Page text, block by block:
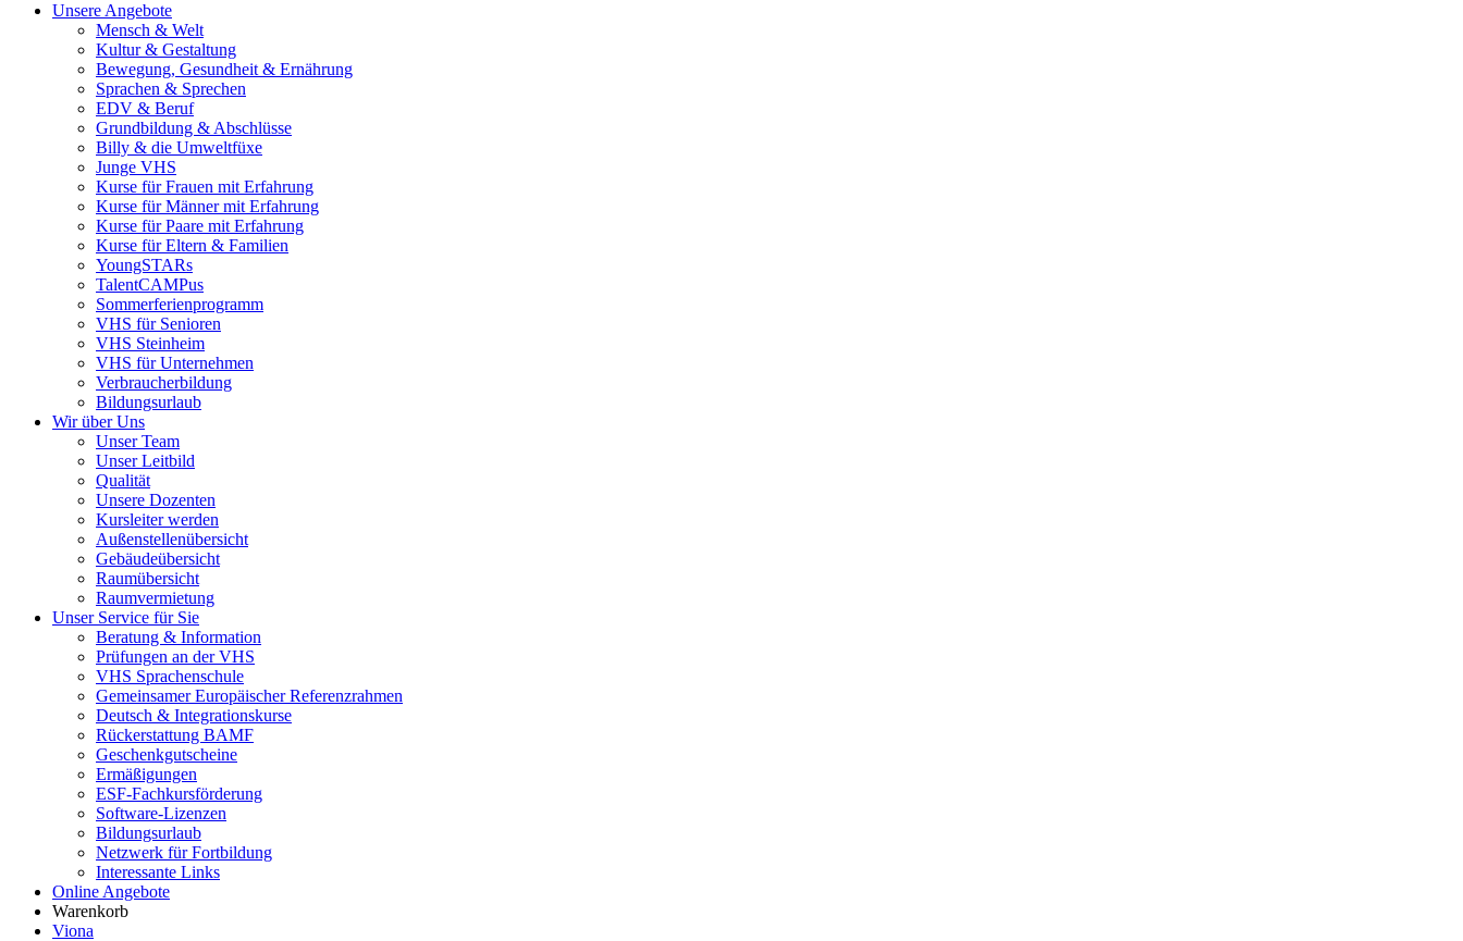
Unsere Angebote
Mensch & Welt
Kultur & Gestaltung
Bewegung, Gesundheit & Ernährung
Sprachen & Sprechen
EDV & Beruf
Grundbildung & Abschlüsse
Billy & die Umweltfüxe
Junge VHS
Kurse für Frauen mit Erfahrung
Kurse für Männer mit Erfahrung
Kurse für Paare mit Erfahrung
Kurse für Eltern & Familien
YoungSTARs
TalentCAMPus
Sommerferienprogramm
VHS für Senioren
VHS Steinheim
VHS für Unternehmen
Verbraucherbildung
Bildungsurlaub
Wir über Uns
Unser Team
Unser Leitbild
Qualität
Unsere Dozenten
Kursleiter werden
Außenstellenübersicht
Gebäudeübersicht
Raumübersicht
Raumvermietung
Unser Service für Sie
Beratung & Information
Prüfungen an der VHS
VHS Sprachenschule
Gemeinsamer Europäischer Referenzrahmen
Deutsch & Integrationskurse
Rückerstattung BAMF
Geschenkgutscheine
Ermäßigungen
ESF-Fachkursförderung
Software-Lizenzen
Bildungsurlaub
Netzwerk für Fortbildung
Interessante Links
Online Angebote
Warenkorb
Viona